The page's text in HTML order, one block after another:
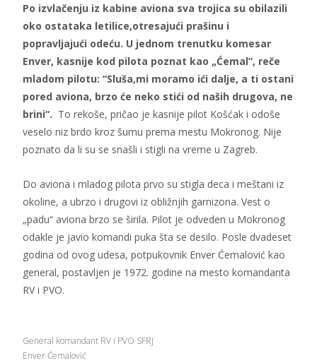
Po izvlačenju iz kabine aviona sva trojica su obilazili
oko ostataka letilice,otresajući prašinu i
popravljajući odeću. U jednom trenutku komesar
Enver, kasnije kod pilota poznat kao „Ćemal“, reče
mladom pilotu: “Sluša,mi moramo ići dalje, a ti ostani
pored aviona, brzo će neko stići od naših drugova, ne
brini“. To rekoše, pričao je kasnije pilot Košćak i odoše
veselo niz brdo kroz šumu prema mestu Mokronog. Nije
poznato da li su se snašli i stigli na vreme u Zagreb.
Do aviona i mladog pilota prvo su stigla deca i meštani iz
okoline, a ubrzo i drugovi iz obližnjih garnizona. Vest o
„padu“ aviona brzo se širila. Pilot je odveden u Mokronog
odakle je javio komandi puka šta se desilo. Posle dvadeset
godina od ovog udesa, potpukovnik Enver Ćemalović kao
general, postavljen je 1972. godine na mesto komandanta
RV i PVO.
General komandant RV i PVO SFRJ
Enver Ćemalović